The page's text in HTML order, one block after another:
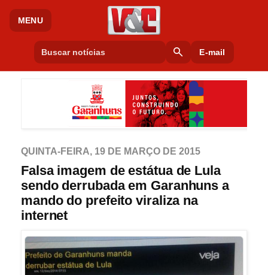
MENU
search E-mail
QUINTA-FEIRA, 19 DE MARÇO DE 2015
Falsa imagem de estátua de Lula
sendo derrubada em Garanhuns a
mando do prefeito viraliza na
internet